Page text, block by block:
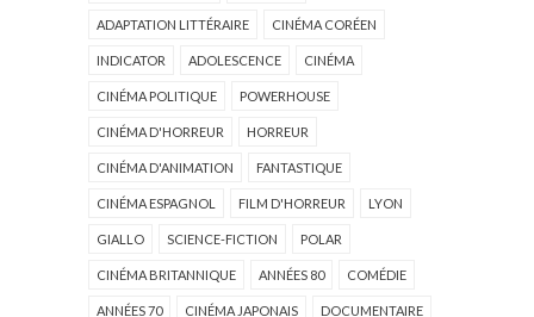
ADAPTATION LITTÉRAIRE CINÉMA CORÉEN
INDICATOR ADOLESCENCE CINÉMA
CINÉMA POLITIQUE POWERHOUSE
CINÉMA D'HORREUR HORREUR
CINÉMA D'ANIMATION FANTASTIQUE
CINÉMA ESPAGNOL FILM D'HORREUR LYON
GIALLO SCIENCE-FICTION POLAR
CINÉMA BRITANNIQUE ANNÉES 80 COMÉDIE
ANNÉES 70 CINÉMA JAPONAIS DOCUMENTAIRE